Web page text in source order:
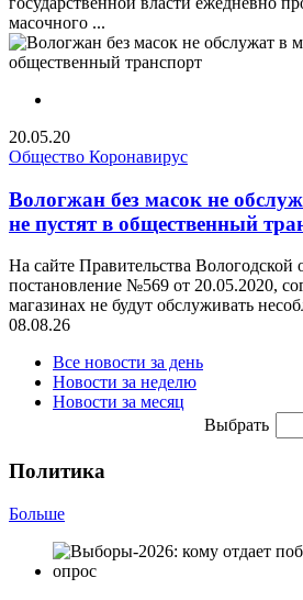
масочного ...
20.05.20
Общество Коронавирус
Вологжан без масок не
не пустят в общественный
На сайте Правительства Вологодской
постановление №569 от 20.05.2020,
магазинах не будут обслуживать
08.08.26
Все новости за день
Новости за неделю
Новости за месяц
Выбрать
Политика
Больше